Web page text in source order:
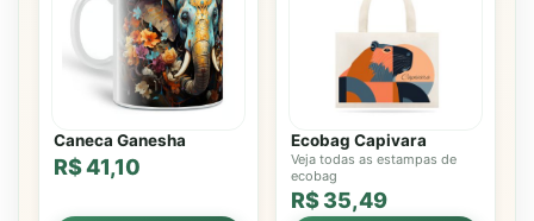
Caneca Ganesha
R$ 41,10
Ecobag Capivara
Veja todas as estampas de
ecobag
R$ 35,49